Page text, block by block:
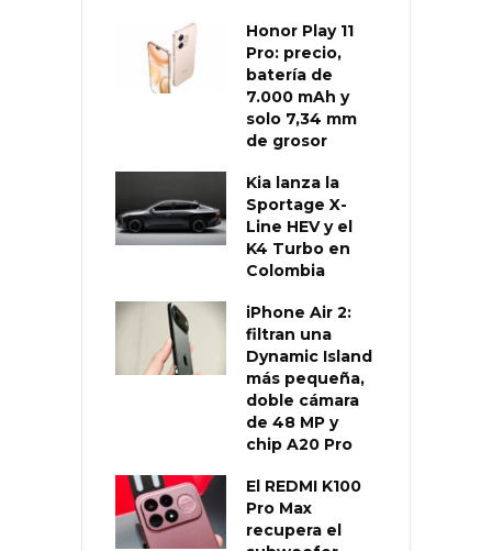
Honor Play 11
Pro: precio,
batería de
7.000 mAh y
solo 7,34 mm
de grosor
Kia lanza la
Sportage X-
Line HEV y el
K4 Turbo en
Colombia
iPhone Air 2:
filtran una
Dynamic Island
más pequeña,
doble cámara
de 48 MP y
chip A20 Pro
El REDMI K100
Pro Max
recupera el